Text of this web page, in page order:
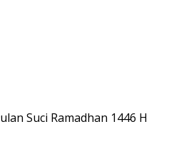
Suci Ramadhan 1446 H